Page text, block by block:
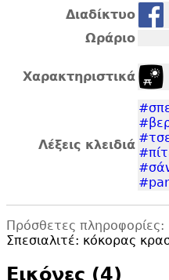
Διαδίκτυο
Ωράριο
Χαρακτηριστικά
Λέξεις κλειδιά
Πρόσθετες πληροφορίες:
Σπεσιαλιτέ: κόκορας
Εικόνες (4)